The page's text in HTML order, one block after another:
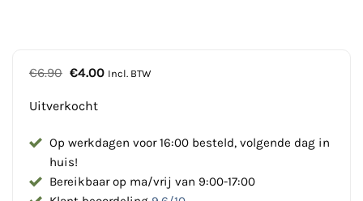
€6.90 Oorspronkelijke
€6.90.
€4.00Huidige
Incl. BTW
Uitverkocht
Op werkdagen voor 16:00 besteld, volgende dag in
huis!
Bereikbaar op ma/vrij van 9:00-17:00